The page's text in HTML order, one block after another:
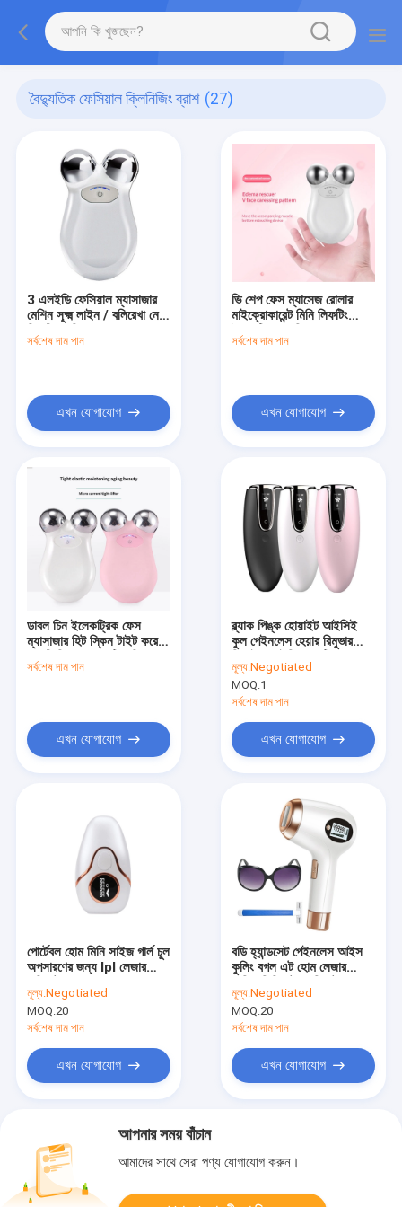
বৈদ্যুতিক ফেসিয়াল ক্লিনিজিং ব্রাশ (27)
3 এলইডি ফেসিয়াল ম্যাসাজার
মেশিন সূক্ষ্ম লাইন / বলিরেখা নেক
সর্বশেষ দাম পান
এখন যোগাযোগ
ভি শেপ ফেস ম্যাসেজ রোলার
মাইক্রোকারেন্ট মিনি লিফটিং
সর্বশেষ দাম পান
এখন যোগাযোগ
ডাবল চিন ইলেকট্রিক ফেস
ম্যাসাজার হিট স্কিন টাইট করে
সর্বশেষ দাম পান
এখন যোগাযোগ
ব্ল্যাক পিঙ্ক হোয়াইট আইসিই
কুল পেইনলেস হেয়ার রিমুভার
অ্যাটাচমেন্ট সহ
মূল্য:Negotiated
MOQ:1
সর্বশেষ দাম পান
এখন যোগাযোগ
পোর্টেবল হোম মিনি সাইজ গার্ল চুল
অপসারণের জন্য Ipl লেজার
মূল্য:Negotiated
MOQ:20
সর্বশেষ দাম পান
এখন যোগাযোগ
বডি হ্যান্ডসেট পেইনলেস আইস
কুলিং বগল এট হোম লেজার
মূল্য:Negotiated
MOQ:20
সর্বশেষ দাম পান
এখন যোগাযোগ
আপনার সময় বাঁচান
আমাদের সাথে সেরা পণ্য যোগাযোগ করুন।